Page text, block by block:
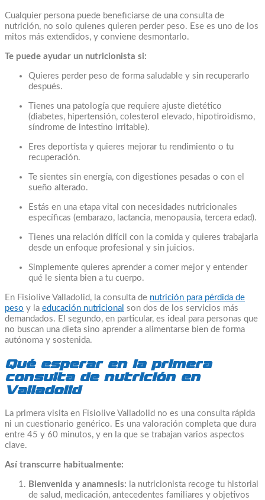
Cualquier persona puede beneficiarse de una consulta de
nutrición, no solo quienes quieren perder peso. Ese es uno de los
mitos más extendidos, y conviene desmontarlo.
Te puede ayudar un nutricionista si:
Quieres perder peso de forma saludable y sin recuperarlo
después.
Tienes una patología que requiere ajuste dietético
(diabetes, hipertensión, colesterol elevado, hipotiroidismo,
síndrome de intestino irritable).
Eres deportista y quieres mejorar tu rendimiento o tu
recuperación.
Te sientes sin energía, con digestiones pesadas o con el
sueño alterado.
Estás en una etapa vital con necesidades nutricionales
específicas (embarazo, lactancia, menopausia, tercera edad).
Tienes una relación difícil con la comida y quieres trabajarla
desde un enfoque profesional y sin juicios.
Simplemente quieres aprender a comer mejor y entender
qué le sienta bien a tu cuerpo.
En Fisiolive Valladolid, la consulta de nutrición para pérdida de
peso y la educación nutricional son dos de los servicios más
demandados. El segundo, en particular, es ideal para personas que
no buscan una dieta sino aprender a alimentarse bien de forma
autónoma y sostenida.
Qué esperar en la primera
consulta de nutrición en
Valladolid
La primera visita en Fisiolive Valladolid no es una consulta rápida
ni un cuestionario genérico. Es una valoración completa que dura
entre 45 y 60 minutos, y en la que se trabajan varios aspectos
clave.
Así transcurre habitualmente:
Bienvenida y anamnesis: la nutricionista recoge tu historial
de salud, medicación, antecedentes familiares y objetivos